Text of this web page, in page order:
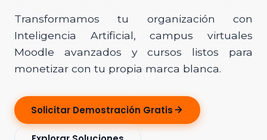
Transformamos tu organización con
Inteligencia Artificial, campus virtuales
Moodle avanzados y cursos listos para
monetizar con tu propia marca blanca.
Solicitar Demostración Gratis